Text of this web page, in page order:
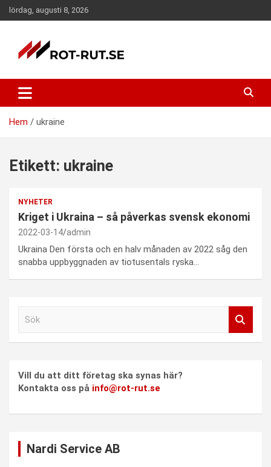
Hoppa
till
lördag, augusti 8, 2026
ROT-RUT portalen – Nyheter –
Hemdekor – ROT-RUT.se
ROT och RUT portalen. Här hittar ni information om ROT och
RUT samt företag som erbjuder tjänster inom ROT och RUT
avdraget.
Hem
ukraine
Etikett: ukraine
NYHETER
Kriget i Ukraina – så påverkas svensk ekonomi
2022-03-14 admin
Ukraina Den första och en halv månaden av 2022 såg den
snabba uppbyggnaden av tiotusentals ryska…
Vill du att ditt företag ska synas här?
Kontakta oss på info@rot-rut.se
Nardi Service AB